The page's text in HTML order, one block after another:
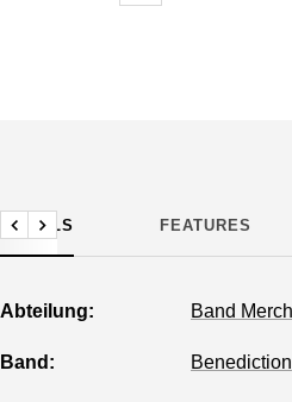
DETAILS FEATURES
ZurückWeiter
Abteilung: Band Merch
Band: Benediction